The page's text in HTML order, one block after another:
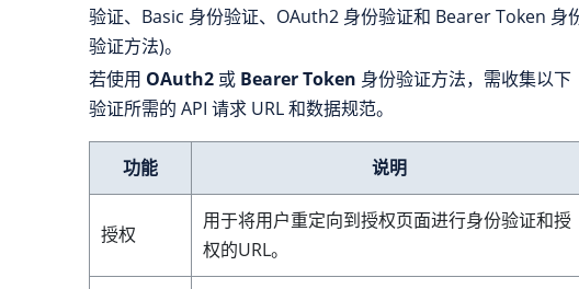
验证、Basic 身份验证、OAuth2 身份验证和 Bearer Token 身
验证方法)。
若使用 OAuth2 或 Bearer Token 身份验证方法，需收集以下
验证所需的 API 请求 URL 和数据规范。
功能 说明
授权
用于将用户重定向到授权页面进行身份验证和授
权的URL。